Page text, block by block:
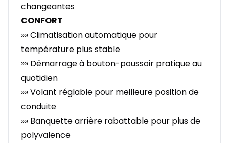
changeantes
CONFORT
»» Climatisation automatique pour
température plus stable
»» Démarrage à bouton-poussoir pratique au
quotidien
»» Volant réglable pour meilleure position de
conduite
»» Banquette arrière rabattable pour plus de
polyvalence